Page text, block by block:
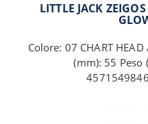
LITTLE JACK
Colore: 07 CHART HEAD
(mm): 55 Peso